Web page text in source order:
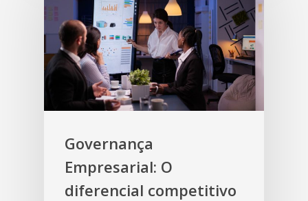
Governança
Empresarial: O
diferencial competitivo